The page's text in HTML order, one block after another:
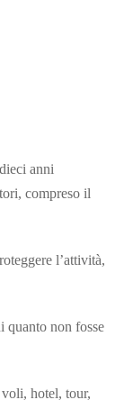
anni
compreso il
l’attività,
quanto non fosse
hotel, tour,